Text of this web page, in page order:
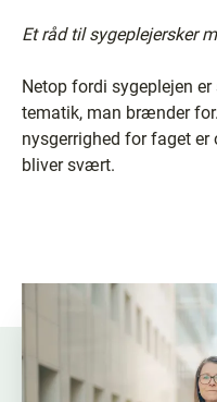
Et råd til sygeplejersker
Netop fordi sygeplejen
tematik, man brænder
nysgerrighed for faget er
bliver svært.